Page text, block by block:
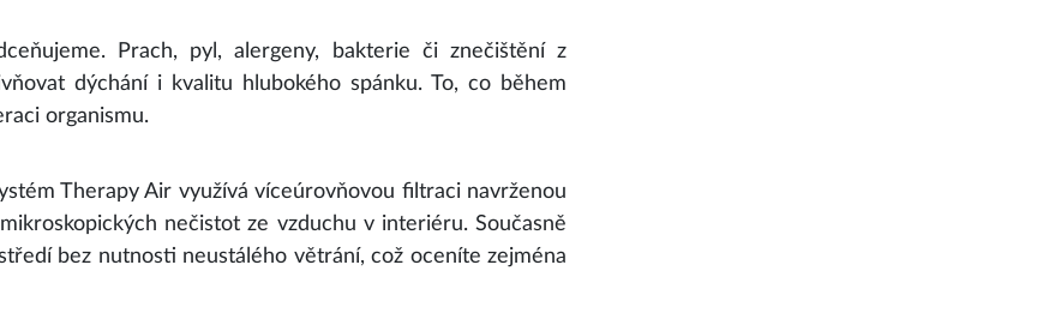
Prach, pyl, alergeny, bakterie či znečištění z
dýchání i kvalitu hlubokého spánku. To, co během
organismu.
Therapy Air využívá víceúrovňovou filtraci navrženou
nečistot ze vzduchu v interiéru. Současně
bez nutnosti neustálého větrání, což oceníte zejména